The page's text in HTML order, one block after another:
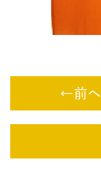
←前へ